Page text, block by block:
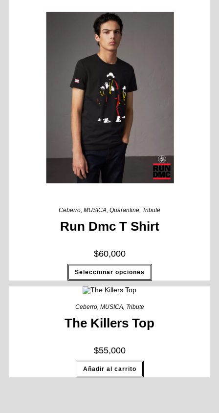
Ceberro MUSICA Quarantine Tribute
Run Dmc T Shirt
$60,000
Seleccionar opciones
Ceberro, MUSICA, Tribute
The Killers Top
$55,000
Añadir al carrito